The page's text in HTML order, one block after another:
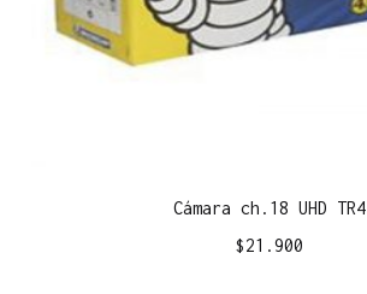
Cámara ch.18 UHD TR4
$21.900